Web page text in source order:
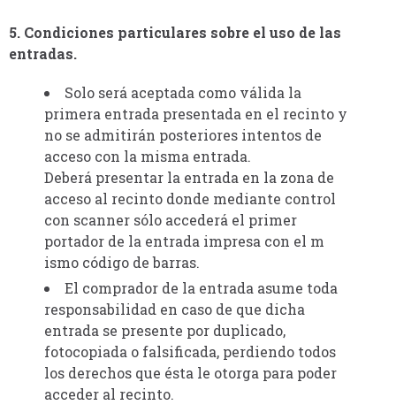
5. Condiciones particulares sobre el uso de las
entradas.
Solo será aceptada como válida la
primera entrada presentada en el recinto y
no se admitirán posteriores intentos de
acceso con la misma entrada.
Deberá presentar la entrada en la zona de
acceso al recinto donde mediante control
con scanner sólo accederá el primer
portador de la entrada impresa con el m
ismo código de barras.
El comprador de la entrada asume toda
responsabilidad en caso de que dicha
entrada se presente por duplicado,
fotocopiada o falsificada, perdiendo todos
los derechos que ésta le otorga para poder
acceder al recinto.